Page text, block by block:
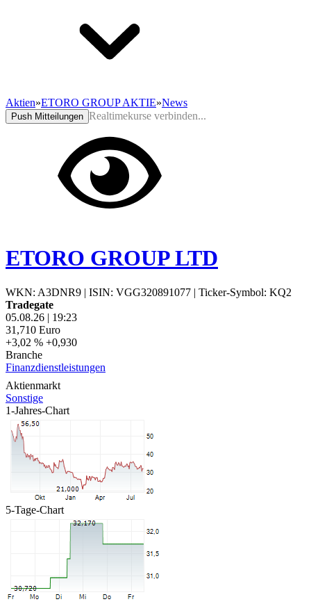
Aktien»ETORO GROUP AKTIE»News
Push Mitteilungen Realtimekurse verbinden...
ETORO GROUP LTD
WKN: A3DNR9 | ISIN: VGG320891077 | Ticker-Symbol: KQ2
Tradegate
05.08.26 | 19:23
31,710 Euro
+3,02 % +0,930
Branche
Finanzdienstleistungen
Aktienmarkt
Sonstige
1-Jahres-Chart
5-Tage-Chart